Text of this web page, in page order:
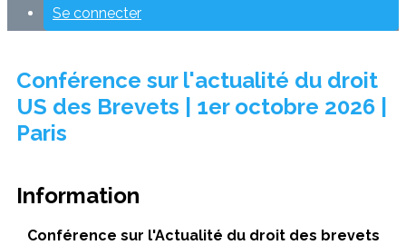
Se connecter
Conférence sur l'actualité du droit
US des Brevets | 1er octobre 2026 |
Paris
Information
Conférence sur l'Actualité du droit des brevets